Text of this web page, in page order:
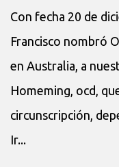
Con fecha 20 de
Francisco nombró
en Australia, a
Homeming, ocd,
circunscripción,
Ir...